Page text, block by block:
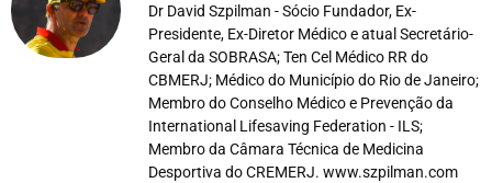
Dr David Szpilman - Sócio Fundador, Ex-
Presidente, Ex-Diretor Médico e atual Secretário-
Geral da SOBRASA; Ten Cel Médico RR do
CBMERJ; Médico do Município do Rio de Janeiro;
Membro do Conselho Médico e Prevenção da
International Lifesaving Federation - ILS;
Membro da Câmara Técnica de Medicina
Desportiva do CREMERJ. www.szpilman.com